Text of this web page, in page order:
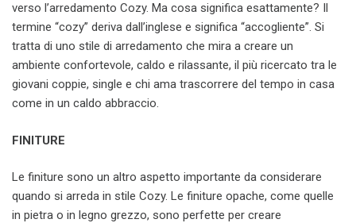
verso l’arredamento Cozy. Ma cosa significa esattamente? Il
termine “cozy” deriva dall’inglese e significa “accogliente”. Si
tratta di uno stile di arredamento che mira a creare un
ambiente confortevole, caldo e rilassante, il più ricercato tra le
giovani coppie, single e chi ama trascorrere del tempo in casa
come in un caldo abbraccio.
FINITURE
Le finiture sono un altro aspetto importante da considerare
quando si arreda in stile Cozy. Le finiture opache, come quelle
in pietra o in legno grezzo, sono perfette per creare